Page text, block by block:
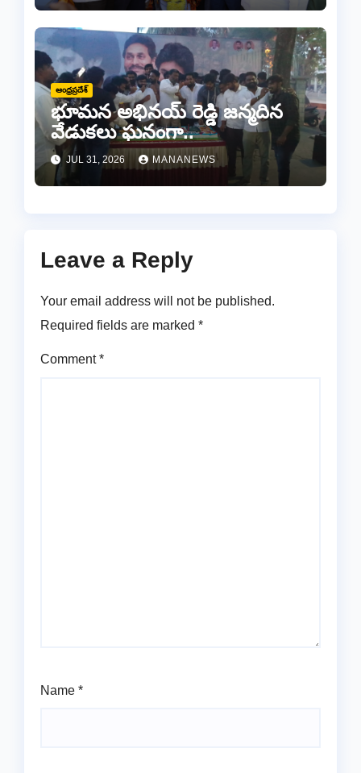
ఆంధ్రప్రదేశ్
భూమన అభినయ్ రెడ్డి జన్మదిన
వేడుకలు ఘనంగా..
JUL 31, 2026 MANANEWS
Leave a Reply
Your email address will not be published.
Required fields are marked *
Comment*
Name *